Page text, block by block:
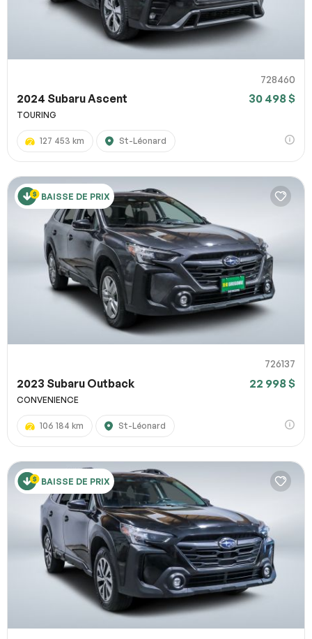
728460
2024 Subaru Ascent 30 498 $
TOURING
127 453 km St-Léonard
BAISSE DE PRIX
726137
2023 Subaru Outback 22 998 $
CONVENIENCE
106 184 km St-Léonard
BAISSE DE PRIX